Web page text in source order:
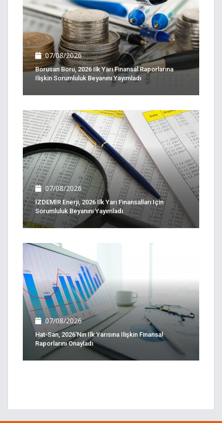
07/08/2026
Borusan Boru, 2026 Ilk Yarı Finansal Raporlarına
Ilişkin Sorumluluk Beyanını Yayımladı
07/08/2026
İZDEMİR Enerji, 2026 Ilk Yarı Finansalları Için
Sorumluluk Beyanını Yayımladı
07/08/2026
Hat-San, 2026'nın Ilk Yarısına Ilişkin Finansal
Raporlarını Onayladı